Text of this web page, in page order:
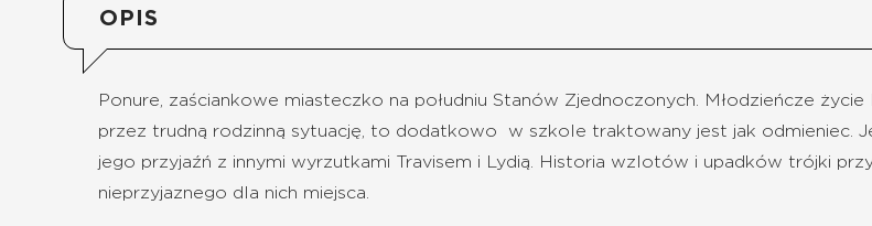
OPIS
Ponure, zaściankowe miasteczko na południu Stanów Zjednoczonych. Młodzieńcze
przez trudną rodzinną sytuację, to dodatkowo w szkole traktowany jest jak odmieniec.
jego przyjaźń z innymi wyrzutkami Travisem i Lydią. Historia wzlotów i upadków trójki
nieprzyjaznego dla nich miejsca.